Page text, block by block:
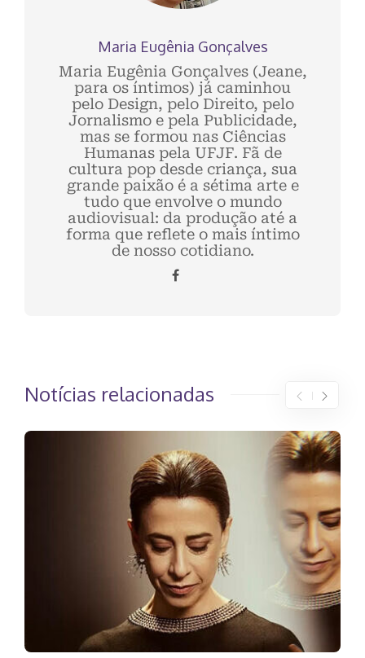
Maria Eugênia Gonçalves
Maria Eugênia Gonçalves (Jeane,
para os íntimos) já caminhou
pelo Design, pelo Direito, pelo
Jornalismo e pela Publicidade,
mas se formou nas Ciências
Humanas pela UFJF. Fã de
cultura pop desde criança, sua
grande paixão é a sétima arte e
tudo que envolve o mundo
audiovisual: da produção até a
forma que reflete o mais íntimo
de nosso cotidiano.
Notícias relacionadas